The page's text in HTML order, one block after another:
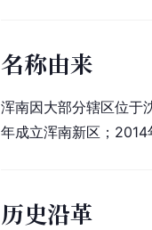
名称由来
浑南因大部分辖区位于
年成立浑南新区；2014
历史沿革